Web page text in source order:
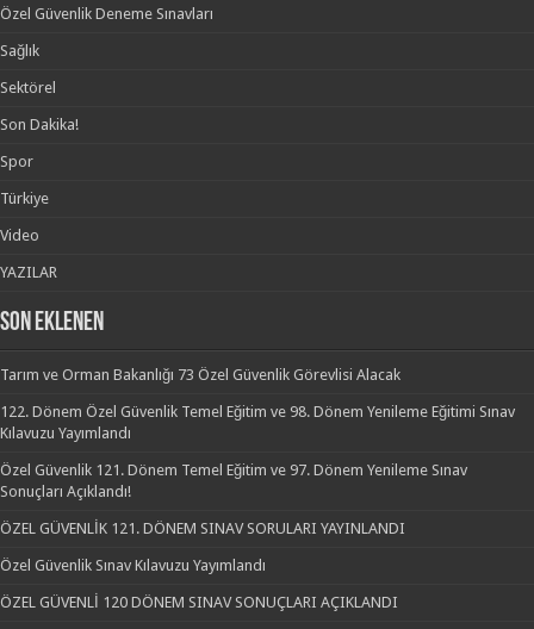
Özel Güvenlik Deneme Sınavları
Sağlık
Sektörel
Son Dakika!
Spor
Türkiye
Video
YAZILAR
SON EKLENEN
Tarım ve Orman Bakanlığı 73 Özel Güvenlik Görevlisi Alacak
122. Dönem Özel Güvenlik Temel Eğitim ve 98. Dönem Yenileme Eğitimi Sınav
Kılavuzu Yayımlandı
Özel Güvenlik 121. Dönem Temel Eğitim ve 97. Dönem Yenileme Sınav
Sonuçları Açıklandı!
ÖZEL GÜVENLİK 121. DÖNEM SINAV SORULARI YAYINLANDI
Özel Güvenlik Sınav Kılavuzu Yayımlandı
ÖZEL GÜVENLİ 120 DÖNEM SINAV SONUÇLARI AÇIKLANDI